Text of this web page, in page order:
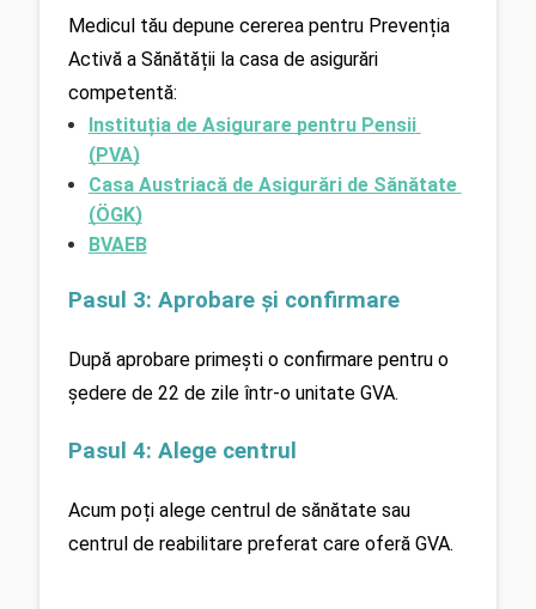
Medicul tău depune cererea pentru Prevenția
Activă a Sănătății la casa de asigurări
competentă:
Instituția de Asigurare pentru Pensii
(PVA)
Casa Austriacă de Asigurări de Sănătate
(ÖGK)
BVAEB
Pasul 3: Aprobare și confirmare
După aprobare primești o confirmare pentru o
ședere de 22 de zile într-o unitate GVA.
Pasul 4: Alege centrul
Acum poți alege centrul de sănătate sau
centrul de reabilitare preferat care oferă GVA.